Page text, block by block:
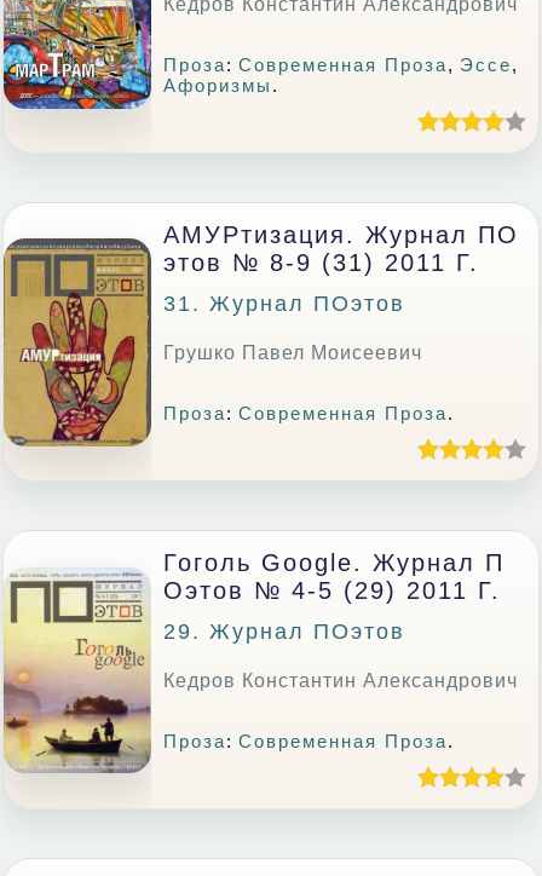
Кедров Константин Александрович
Проза:Современная Проза, Эссе,
Афоризмы .
АМУРтизация. Журнал ПО
Этов № 8-9 (31) 2011 Г.
31. Журнал ПОэтов
Грушко Павел Моисеевич
Проза:Современная Проза.
Гоголь Google. Журнал П
Оэтов № 4-5 (29) 2011 Г.
29. Журнал ПОэтов
Кедров Константин Александрович
Проза:Современная Проза.